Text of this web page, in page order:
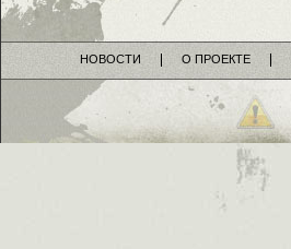
НОВОСТИ О ПРОЕКТЕ